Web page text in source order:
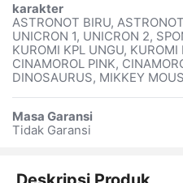
karakter
ASTRONOT BIRU,
UNICRON 1, UNICRON 2,
KUROMI KPL UNGU, KUROMI
CINAMOROL PINK,
DINOSAURUS, MIKKEY
Masa Garansi
Tidak Garansi